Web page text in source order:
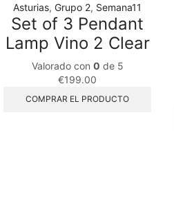
Asturias, Grupo 2, Semana11
Set of 3 Pendant
Lamp Vino 2 Clear
Valorado con 0 de 5
€199.00
COMPRAR EL PRODUCTO